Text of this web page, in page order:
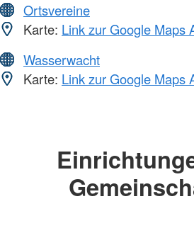
Ortsvereine
Karte: Link zur Google Maps
Wasserwacht
Karte: Link zur Google Maps